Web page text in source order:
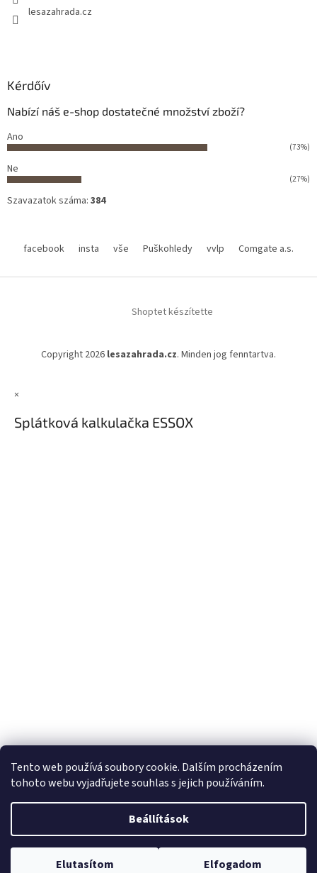
Tento web používá soubory cookie. Dalším procházením
tohoto webu vyjadřujete souhlas s jejich používáním.
Beállítások
Elutasítom Elfogadom
lesazahrada.cz
Kérdőív
Nabízí náš e-shop dostatečné množství zboží?
Ano
(73%)
Ne
(27%)
Szavazatok száma: 384
facebook insta vše Puškohledy vvlp Comgate a.s.
Shoptet készítette
Copyright 2026 lesazahrada.cz. Minden jog fenntartva.
×
Splátková kalkulačka ESSOX